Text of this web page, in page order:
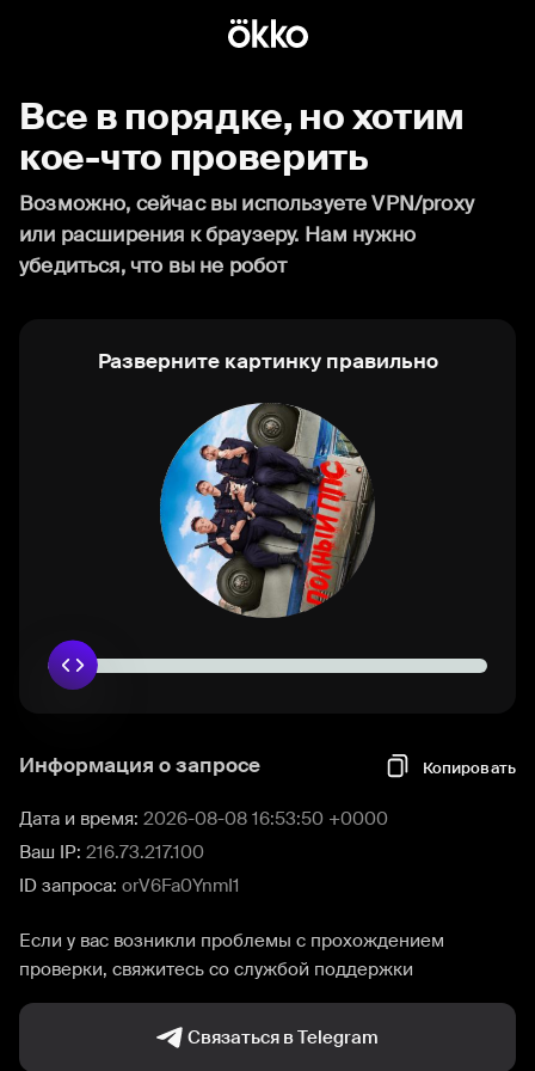
Все в порядке, но хотим
кое-что проверить
Возможно, сейчас вы используете VPN/proxy
или расширения к браузеру. Нам нужно
убедиться, что вы не робот
Разверните картинку правильно
Информация о запросе Копировать
Дата и время: 2026-08-08 16:53:50 +0000
Ваш IP: 216.73.217.100
ID запроса: orV6Fa0YnmI1
Если у вас возникли проблемы с прохождением
проверки, свяжитесь со службой поддержки
Связаться в Telegram